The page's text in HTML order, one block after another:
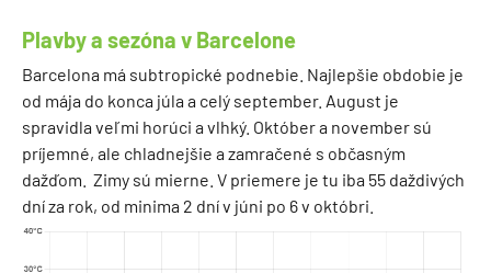
Plavby a sezóna v Barcelone
Barcelona má subtropické podnebie. Najlepšie obdobie je
od mája do konca júla a celý september. August je
spravidla veľmi horúci a vlhký. Október a november sú
príjemné, ale chladnejšie a zamračené s občasným
dažďom. Zimy sú mierne. V priemere je tu iba 55 daždivých
dní za rok, od minima 2 dní v júni po 6 v októbri.